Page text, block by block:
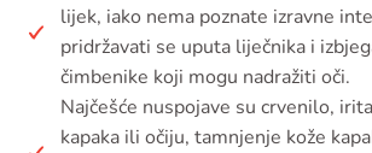
lijek, iako nema poznate izravne
pridržavati se uputa liječnika i
čimbenike koji mogu nadražiti oči.
Najčešće nuspojave su crvenilo,
kapaka ili očiju, tamnjenje kože